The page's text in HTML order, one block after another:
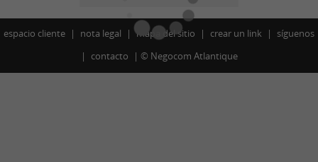
espacio cliente nota legal mapa del sitio crear un link
síguenos
contacto
© Negocom Atlantique